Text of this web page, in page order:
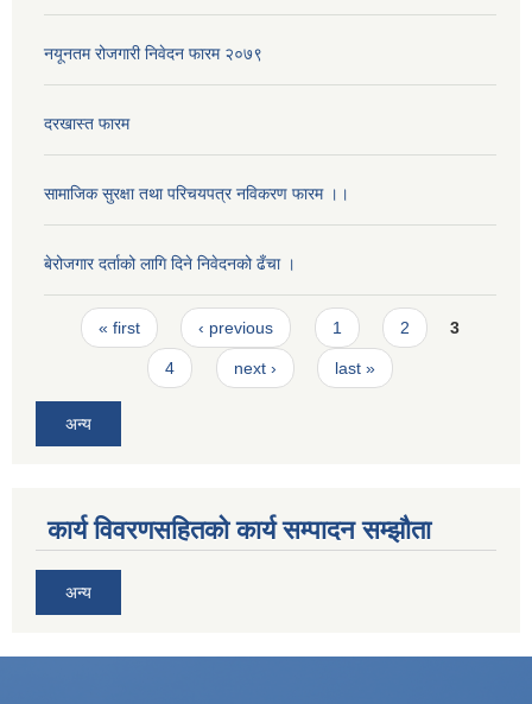
नयूनतम रोजगारी निवेदन फारम २०७९
दरखास्त फारम
सामाजिक सुरक्षा तथा परिचयपत्र नविकरण फारम ।।
बेरोजगार दर्ताको लागि दिने निवेदनको ढँचा ।
Pages
« first ‹ previous 1 2 3
4 next › last »
अन्य
कार्य विवरणसहितको कार्य सम्पादन सम्झौता
अन्य